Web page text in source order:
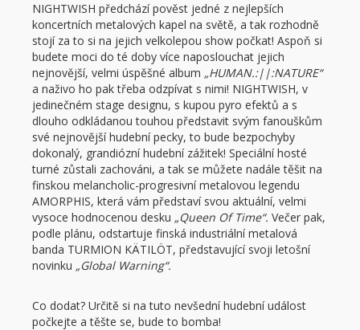
NIGHTWISH předchází pověst jedné z nejlepších
koncertních metalových kapel na světě, a tak rozhodně
stojí za to si na jejich velkolepou show počkat! Aspoň si
budete moci do té doby více naposlouchat jejich
nejnovější, velmi úspěšné album „HUMAN.:||:NATURE“
a naživo ho pak třeba odzpívat s nimi! NIGHTWISH, v
jedinečném stage designu, s kupou pyro efektů a s
dlouho odkládanou touhou představit svým fanouškům
své nejnovější hudební pecky, to bude bezpochyby
dokonalý, grandiózní hudební zážitek! Speciální hosté
turné zůstali zachováni, a tak se můžete nadále těšit na
finskou melancholic-progresivní metalovou legendu
AMORPHIS, která vám představí svou aktuální, velmi
vysoce hodnocenou desku „Queen Of Time“. Večer pak,
podle plánu, odstartuje finská industriální metalová
banda TURMION KÄTILÖT, představující svoji letošní
novinku „Global Warning“.
Co dodat? Určitě si na tuto nevšední hudební událost
počkejte a těšte se, bude to bomba!